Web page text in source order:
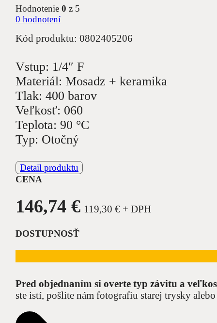
Hodnotenie 0 z 5
0 hodnotení
Kód produktu: 0802405206
Vstup: 1/4″ F
Materiál: Mosadz + keramika
Tlak: 400 barov
Veľkosť: 060
Teplota: 90 °C
Typ: Otočný
Detail produktu
CENA
146,74 € 119,30 € + DPH
DOSTUPNOSŤ
Pred objednaním si overte typ závitu a
ste istí, pošlite nám fotografiu starej trysky